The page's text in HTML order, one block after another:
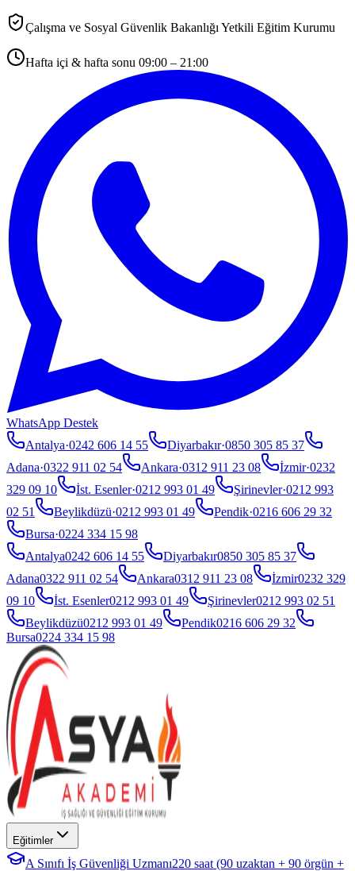
Çalışma ve Sosyal Güvenlik Bakanlığı Yetkili Eğitim Kurumu
Hafta içi & hafta sonu 09:00 – 21:00
WhatsApp Destek
Antalya·0242 606 14 55 Diyarbakır·0850 305 85 37
Adana·0322 911 02 54 Ankara·0312 911 23 08 İzmir·0232
329 09 10
İst. Esenler·0212 993 01 49 Şirinevler·0212 993
02 51
Beylikdüzü·0212 993 01 49 Pendik·0216 606 29 32
Bursa·0224 334 15 98
Antalya0242 606 14 55 Diyarbakır0850 305 85 37
Adana0322 911 02 54 Ankara0312 911 23 08 İzmir0232 329
09 10
İst. Esenler0212 993 01 49 Şirinevler0212 993 02 51
Beylikdüzü0212 993 01 49 Pendik0216 606 29 32
Bursa0224 334 15 98
Eğitimler
A Sınıfı İş Güvenliği Uzmanı220 saat (90 uzaktan + 90 örgün +